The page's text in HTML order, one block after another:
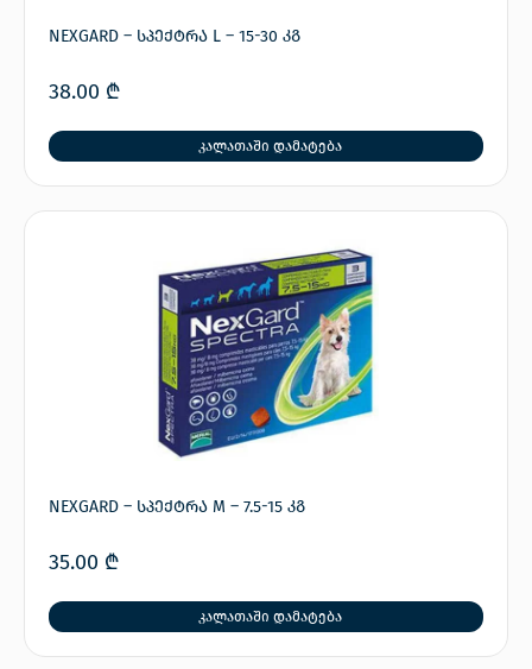
NEXGARD – სპექტრა L – 15-30 კგ
38.00 ₾
კალათაში დამატება
NEXGARD – სპექტრა M – 7.5-15 კგ
35.00 ₾
კალათაში დამატება